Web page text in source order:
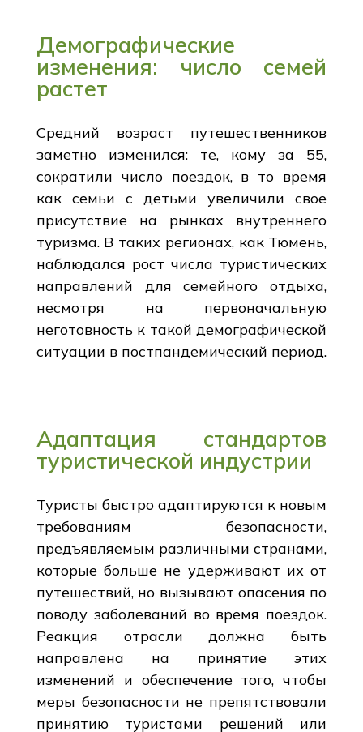
Демографические
изменения: число семей
растет
Средний возраст путешественников
заметно изменился: те, кому за 55,
сократили число поездок, в то время
как семьи с детьми увеличили свое
присутствие на рынках внутреннего
туризма. В таких регионах, как Тюмень,
наблюдался рост числа туристических
направлений для семейного отдыха,
несмотря на первоначальную
неготовность к такой демографической
ситуации в постпандемический период.
Адаптация стандартов
туристической индустрии
Туристы быстро адаптируются к новым
требованиям безопасности,
предъявляемым различными странами,
которые больше не удерживают их от
путешествий, но вызывают опасения по
поводу заболеваний во время поездок.
Реакция отрасли должна быть
направлена на принятие этих
изменений и обеспечение того, чтобы
меры безопасности не препятствовали
принятию туристами решений или